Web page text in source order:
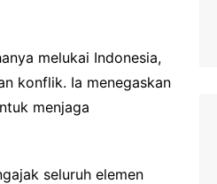
melukai Indonesia,
konflik. Ia menegaskan
menjaga
seluruh elemen